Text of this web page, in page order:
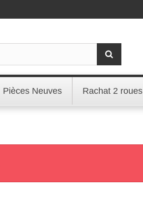
Pièces Neuves Rachat 2 roues